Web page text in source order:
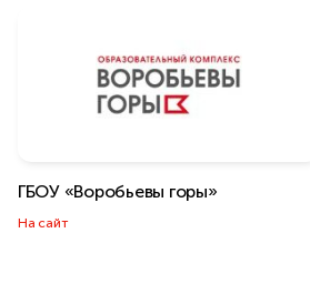
ГБОУ «Воробьевы горы»
На сайт